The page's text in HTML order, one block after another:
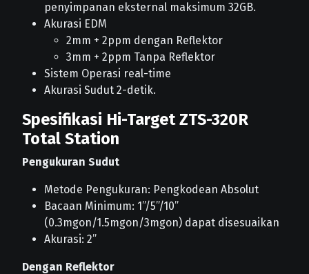
penyimpanan eksternal maksimum 32GB.
Akurasi EDM
2mm + 2ppm dengan Reflektor
3mm + 2ppm Tanpa Reflektor
Sistem Operasi real-time
Akurasi Sudut 2-detik.
Spesifikasi Hi-Target ZTS-320R
Total Station
Pengukuran Sudut
Metode Pengukuran: Pengkodean Absolut
Bacaan Minimum: 1”/5”/10”
(0.3mgon/1.5mgon/3mgon) dapat disesuaikan
Akurasi: 2”
Dengan Reflektor